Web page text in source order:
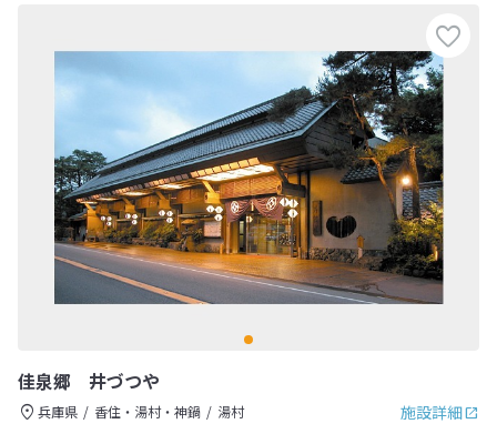
佳泉郷 井づつや
施設詳細
兵庫県 香住・湯村・神鍋
湯村